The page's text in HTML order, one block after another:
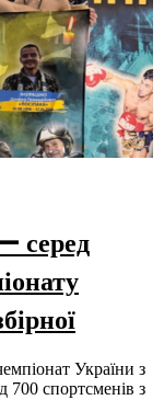
серед
України з
700 спортсменів з